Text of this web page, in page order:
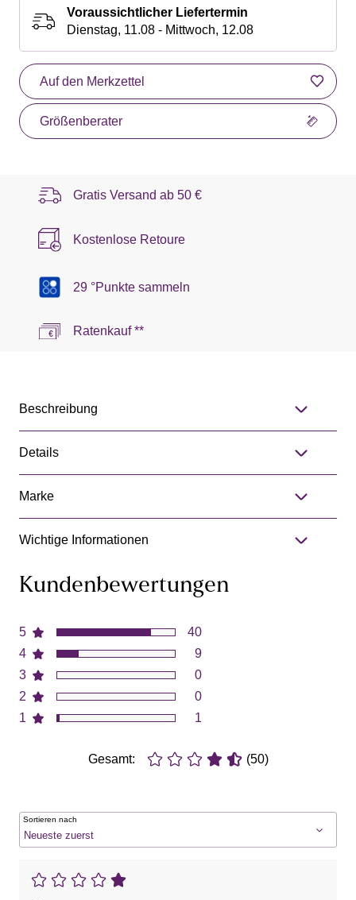
Voraussichtlicher Liefertermin
Dienstag, 11.08 - Mittwoch, 12.08
Auf den Merkzettel
Größenberater
Gratis Versand ab 50 €
Kostenlose Retoure
29 °Punkte sammeln
Ratenkauf **
Beschreibung
Details
Marke
Wichtige Informationen
Kundenbewertungen
5
4
3
2
1
40
9
0
0
1
Gesamt: (50)
Sortieren nach